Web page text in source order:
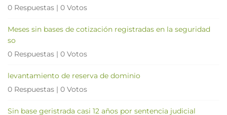
0 Respuestas | 0 Votos
Meses sin bases de cotización registradas en la seguridad
so
0 Respuestas | 0 Votos
levantamiento de reserva de dominio
0 Respuestas | 0 Votos
Sin base geristrada casi 12 años por sentencia judicial